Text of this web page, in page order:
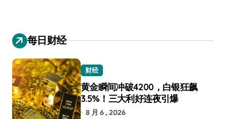
每日财经
财经
黄金瞬间冲破4200，白银狂飙
3.5%！三大利好连夜引爆
8 月 6 , 2026